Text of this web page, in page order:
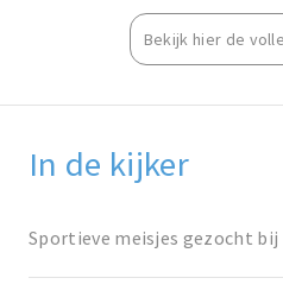
Bekijk hier de
In de kijker
Sportieve meisjes gezocht bij